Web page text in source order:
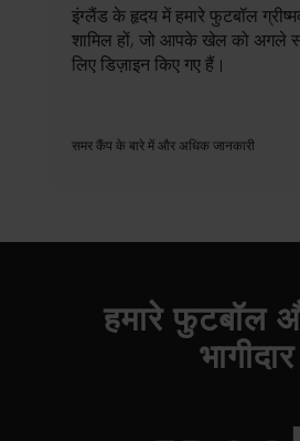
इंग्लैंड के हृदय में हमारे फुटबॉल
शामिल हों, जो आपके खेल को अगले
लिए डिज़ाइन किए गए हैं।
समर कैंप के बारे में और अधिक जानकारी
हमारे फुटबॉल
भागीदार